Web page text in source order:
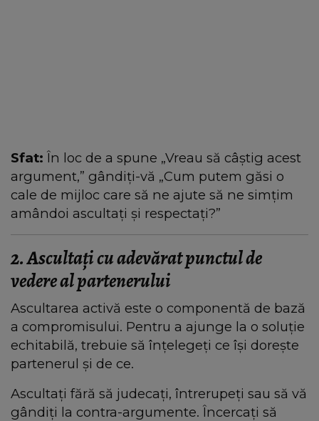
Sfat: În loc de a spune „Vreau să câștig acest
argument,” gândiți-vă „Cum putem găsi o
cale de mijloc care să ne ajute să ne simțim
amândoi ascultați și respectați?”
2. Ascultați cu adevărat punctul de
vedere al partenerului
Ascultarea activă este o componentă de bază
a compromisului. Pentru a ajunge la o soluție
echitabilă, trebuie să înțelegeți ce își dorește
partenerul și de ce.
Ascultați fără să judecați, întrerupeți sau să vă
gândiți la contra-argumente. Încercați să